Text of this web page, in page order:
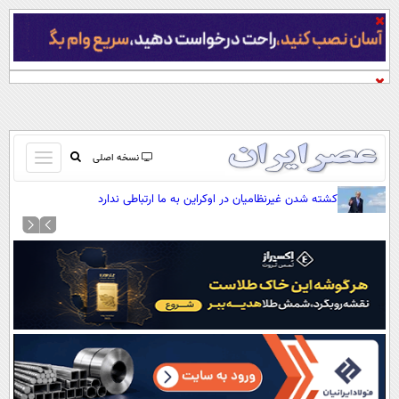
نسخه اصلی
باز
و
کردن
صفحه اول
نظرسنجی
آب و هوا
اوقات شرعی
سواد زندگی
کشته شدن غیرنظامیان در اوکراین به ما ارتباطی ندارد